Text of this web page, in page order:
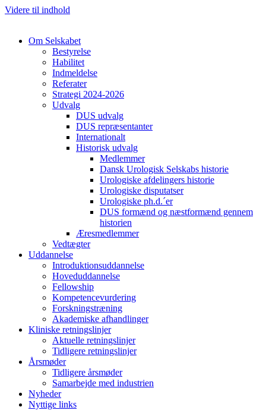
Videre til indhold
Om Selskabet
Bestyrelse
Habilitet
Indmeldelse
Referater
Strategi 2024-2026
Udvalg
DUS udvalg
DUS repræsentanter
Internationalt
Historisk udvalg
Medlemmer
Dansk Urologisk Selskabs historie
Urologiske afdelingers historie
Urologiske disputatser
Urologiske ph.d.´er
DUS formænd og næstformænd gennem
historien
Æresmedlemmer
Vedtægter
Uddannelse
Introduktionsuddannelse
Hoveduddannelse
Fellowship
Kompetencevurdering
Forskningstræning
Akademiske afhandlinger
Kliniske retningslinjer
Aktuelle retningslinjer
Tidligere retningslinjer
Årsmøder
Tidligere årsmøder
Samarbejde med industrien
Nyheder
Nyttige links